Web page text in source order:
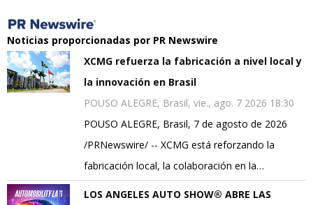
Noticias proporcionadas por PR Newswire
XCMG refuerza la fabricación a nivel local y
la innovación en Brasil
POUSO ALEGRE, Brasil, vie., ago. 7 2026 18:30
POUSO ALEGRE, Brasil, 7 de agosto de 2026
/PRNewswire/ -- XCMG está reforzando la
fabricación local, la colaboración en la…
LOS ANGELES AUTO SHOW® ABRE LAS